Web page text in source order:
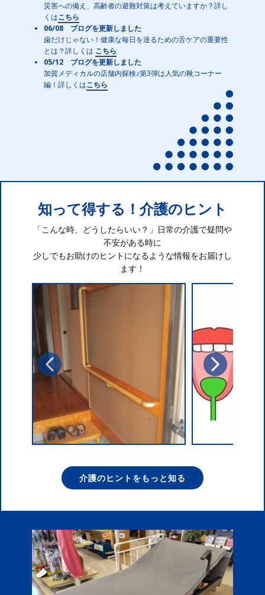
災害への備え、高齢者の避難対策は考えていますか？詳し
くはこちら
06/08 ブログを更新しました
歯だけじゃない！健康な毎日を送るための舌ケアの重要性
とは？詳しくは こちら
05/12 ブログを更新しました
加賀メディカルの店舗内探検♪第3弾は人気の靴コーナー
編！詳しくはこちら
知って得する！介護のヒント
「こんな時、どうしたらいい？」日常の介護で疑問や
不安がある時に
少しでもお助けのヒントになるような情報をお届けし
ます！
介護のヒントをもっと知る